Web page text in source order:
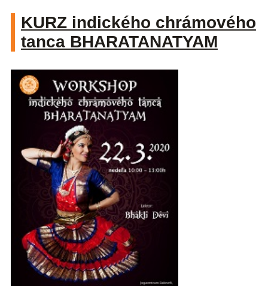
KURZ indického chrámového
tanca BHARATANATYAM